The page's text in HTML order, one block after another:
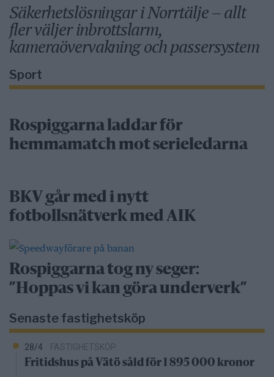
Säkerhetslösningar i Norrtälje – allt
fler väljer inbrottslarm,
kameraövervakning och passersystem
Sport
Rospiggarna laddar för
hemmamatch mot serieledarna
BKV går med i nytt
fotbollsnätverk med AIK
Rospiggarna tog ny seger:
”Hoppas vi kan göra underverk”
Senaste fastighetsköp
28/4 FASTIGHETSKÖP
Fritidshus på Vätö såld för 1 895 000 kronor